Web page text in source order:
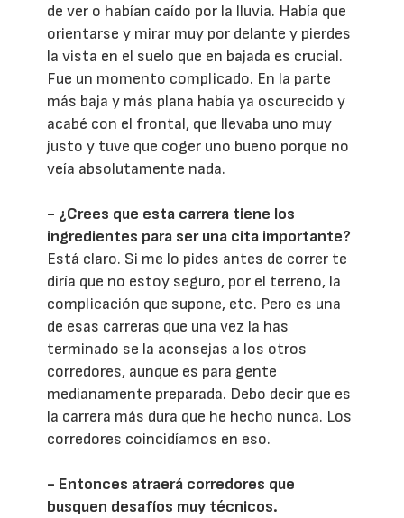
de ver o habían caído por la lluvia. Había que
orientarse y mirar muy por delante y pierdes
la vista en el suelo que en bajada es crucial.
Fue un momento complicado. En la parte
más baja y más plana había ya oscurecido y
acabé con el frontal, que llevaba uno muy
justo y tuve que coger uno bueno porque no
veía absolutamente nada.
- ¿Crees que esta carrera tiene los
ingredientes para ser una cita importante?
Está claro. Si me lo pides antes de correr te
diría que no estoy seguro, por el terreno, la
complicación que supone, etc. Pero es una
de esas carreras que una vez la has
terminado se la aconsejas a los otros
corredores, aunque es para gente
medianamente preparada. Debo decir que es
la carrera más dura que he hecho nunca. Los
corredores coincidíamos en eso.
- Entonces atraerá corredores que
busquen desafíos muy técnicos.